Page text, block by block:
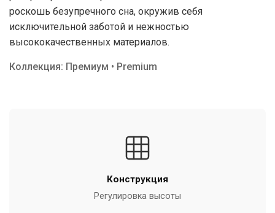
роскошь безупречного сна, окружив себя
исключительной заботой и нежностью
высококачественных материалов.
Коллекция: Премиум • Premium
Конструкция
Регулировка высоты